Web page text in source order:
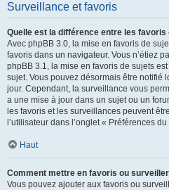
Surveillance et favoris
Quelle est la différence entre les
Avec phpBB 3.0, la mise en favoris de
favoris dans un navigateur. Vous n’étiez
phpBB 3.1, la mise en favoris de sujets
sujet. Vous pouvez désormais être notifié
jour. Cependant, la surveillance vous
a une mise à jour dans un sujet ou un
les favoris et les surveillances peuvent
l’utilisateur dans l’onglet « Préférences
Haut
Comment mettre en favoris ou
Vous pouvez ajouter aux favoris ou